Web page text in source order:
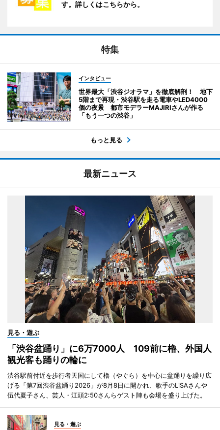
す。詳しくはこちらから。
特集
インタビュー
世界最大「渋谷ジオラマ」を徹底解剖！ 地下
5階まで再現・渋谷駅を走る電車やLED4000
個の夜景 都市モデラーMAJIRIさんが作る
「もう一つの渋谷」
もっと見る
最新ニュース
見る・遊ぶ
「渋谷盆踊り」に6万7000人 109前に櫓、外国人
観光客も踊りの輪に
渋谷駅前付近を歩行者天国にして櫓（やぐら）を中心に盆踊りを繰り広
げる「第7回渋谷盆踊り2026」が8月8日に開かれ、歌手のLiSAさんや
伍代夏子さん、芸人・江頭2:50さんらゲスト陣も会場を盛り上げた。
見る・遊ぶ